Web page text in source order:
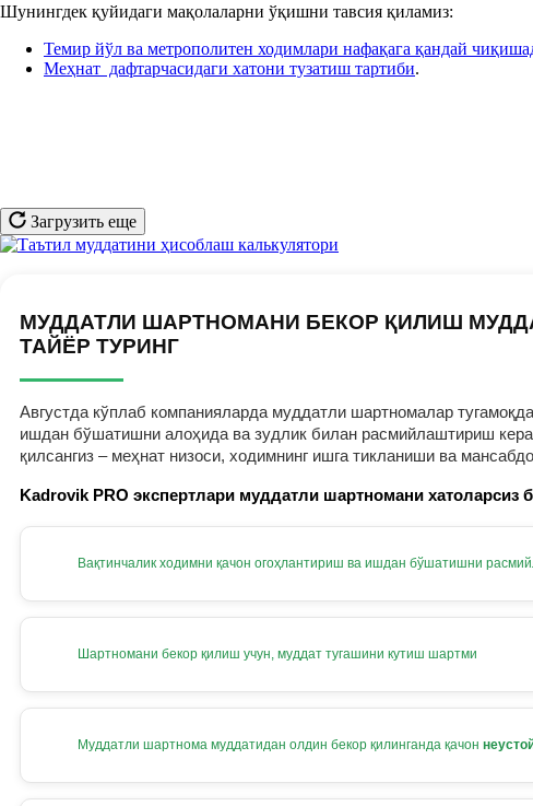
Шунингдек қуйидаги мақолаларни ўқишни тавсия қиламиз:
Темир йўл ва метрополитен ходимлари нафақага қандай
Меҳнат дафтарчасидаги хатони тузатиш тартиби.
Загрузить еще
МУДДАТЛИ ШАРТНОМАНИ БЕКОР ҚИЛИШ
ТАЙЁР ТУРИНГ
Августда кўплаб компанияларда муддатли шартномалар
ишдан бўшатишни алоҳида ва зудлик билан расмийлаштириш
қилсангиз – меҳнат низоси, ходимнинг ишга тикланиши ва
Kadrovik PRO экспертлари муддатли шартномани
Вақтинчалик ходимни қачон огоҳлантириш ва ишдан бўшатишни
Шартномани бекор қилиш учун, муддат тугашини кутиш шартми
Муддатли шартнома муддатидан олдин бекор қилинганда қачон